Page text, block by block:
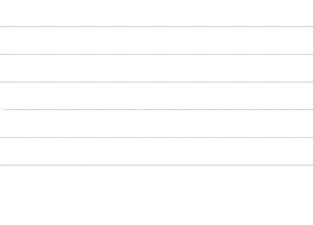
визначення дальності є точним і має